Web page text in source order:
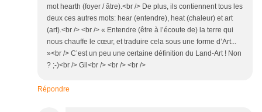
mot hearth (foyer / âtre).<br /> De plus, ils contiennent tous les
deux ces autres mots: hear (entendre), heat (chaleur) et art
(art).<br /> <br /> « Entendre (être à l’écoute de) la terre qui
nous chauffe le cœur, et traduire cela sous une forme d’Art...
»<br /> C’est un peu une certaine définition du Land-Art ! Non
? ;-)<br /> Gil<br /> <br /> <br />
Répondre